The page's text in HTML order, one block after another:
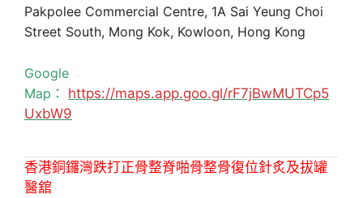
Pakpolee Commercial Centre, 1A Sai Yeung Choi
Street South, Mong Kok, Kowloon, Hong Kong
Google
Map： https://maps.app.goo.gl/rF7jBwMUTCp5
UxbW9
香港銅鑼灣跌打正骨整脊啪骨整骨復位針炙及拔罐
醫舘